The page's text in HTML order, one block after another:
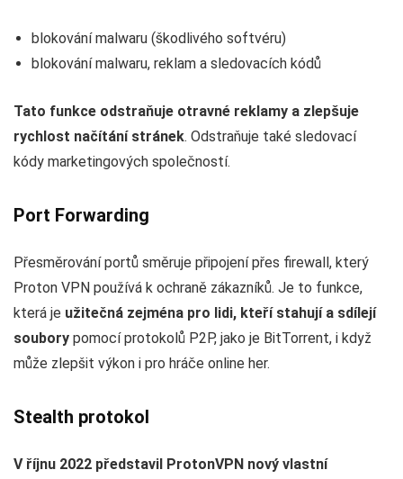
blokování malwaru (škodlivého softvéru)
blokování malwaru, reklam a sledovacích kódů
Tato funkce odstraňuje otravné reklamy a zlepšuje
rychlost načítání stránek. Odstraňuje také sledovací
kódy marketingových společností.
Port Forwarding
Přesměrování portů směruje připojení přes firewall, který
Proton VPN používá k ochraně zákazníků. Je to funkce,
která je užitečná zejména pro lidi, kteří stahují a sdílejí
soubory pomocí protokolů P2P, jako je BitTorrent, i když
může zlepšit výkon i pro hráče online her.
Stealth protokol
V říjnu 2022 představil ProtonVPN nový vlastní